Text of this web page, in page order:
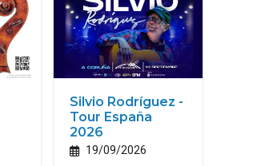
Silvio Rodríguez -
Tour España
2026
19/09/2026